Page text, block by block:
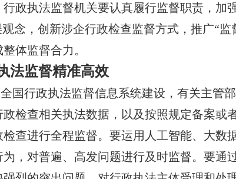
政执法监督机关要认真履行监督职责，加
念，创新涉企行政检查监督方式，推广“
体监督合力。
法监督精准高效
国行政执法监督信息系统建设，有关主管
检查相关执法数据，以及按照规定备案或
查进行全程监督。要运用人工智能、大数
，对普遍、高发问题进行及时监督。要通